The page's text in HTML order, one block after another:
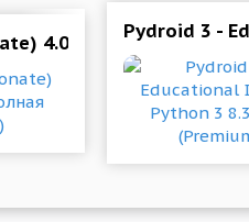
4.0.1 Мод (полная
Pydroid 3 -